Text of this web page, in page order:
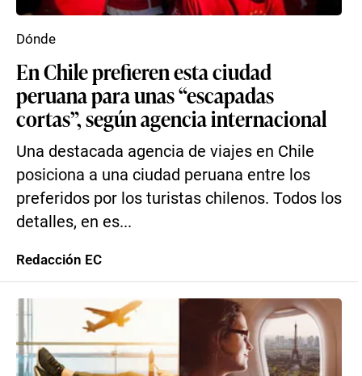
En Chile prefieren esta ciudad
peruana para unas “escapadas
cortas”, según agencia internacional
Una destacada agencia de viajes en Chile
posiciona a una ciudad peruana entre los
preferidos por los turistas chilenos. Todos los
detalles, en es...
Dónde
Redacción EC